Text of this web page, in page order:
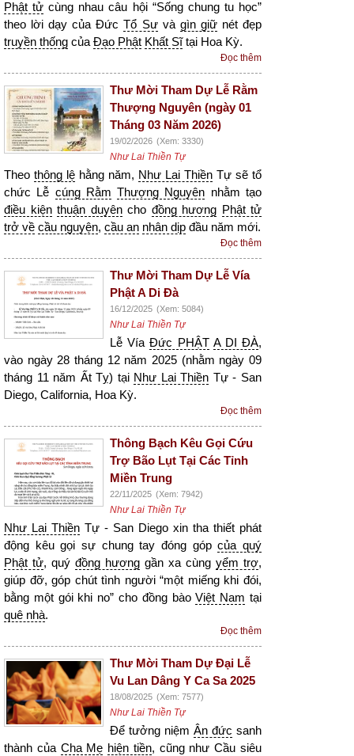
Phật tử cùng nhau câu hội “Sống chung tu học”
theo lời dạy của ĐứcTổ Sưvà gìn giữnét đẹp
truyền thống củaĐạo Phật Khất Sĩtại Hoa Kỳ.
Đọc thêm
Thư Mời Tham Dự Lễ Rằm
Thượng Nguyên (ngày 01
Tháng 03 Năm 2026)
19/02/2026 (Xem: 3330)
Như Lai Thiền Tự
Theo thông lệ hằng năm, Như Lai Thiền Tự sẽ tổ
chức Lễ cúng Rằm Thượng Nguyên nhằm tạo
điều kiện thuận duyêncho đồng hương Phật tử
trở về cầu nguyện, cầu an nhân dịp đầu năm mới.
Đọc thêm
Thư Mời Tham Dự Lễ Vía
Phật A Di Đà
16/12/2025 (Xem: 5084)
Như Lai Thiền Tự
Lễ VíaĐức PHẬT A DI ĐÀ,
vào ngày 28 tháng 12 năm 2025 (nhằm ngày 09
tháng 11 năm Ất Tỵ) tại Như Lai Thiền Tự - San
Diego, California, Hoa Kỳ.
Đọc thêm
Thông Bạch Kêu Gọi Cứu
Trợ Bão Lụt Tại Các Tỉnh
Miền Trung
22/11/2025 (Xem: 7942)
Như Lai Thiền Tự
Như Lai Thiền Tự - San Diego xin tha thiết phát
động kêu gọi sự chung tay đóng gópcủa quý
Phật tử, quý đồng hương gần xa cùng yểm trợ,
giúp đỡ, góp chút tình người “một miếng khi đói,
bằng một gói khi no” cho đồng bàoViệt Nam tại
quê nhà.
Đọc thêm
Thư Mời Tham Dự Đại Lễ
Vu Lan Dâng Y Ca Sa 2025
18/08/2025 (Xem: 7577)
Như Lai Thiền Tự
Để tưởng niệm Ân đức sanh
thành của Cha Mẹ hiện tiền, cũng như Cầu siêu